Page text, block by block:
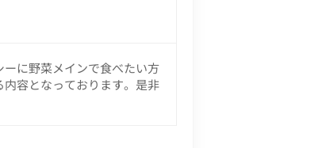
に野菜メインで食べたい方
容となっております。是非